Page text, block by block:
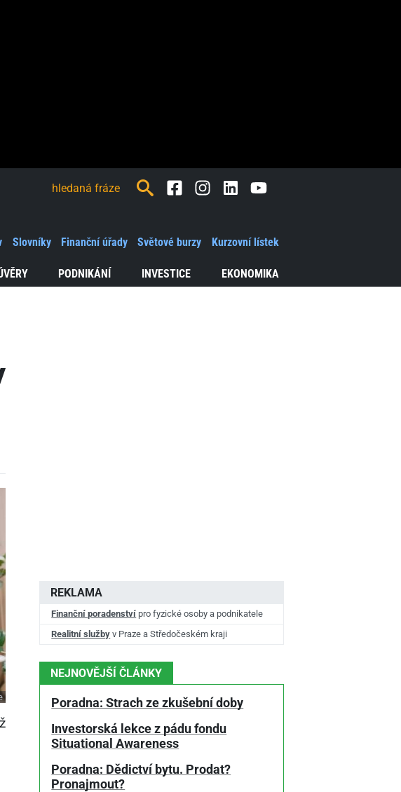
PODNIKÁNÍ INVESTICE EKONOMIKA
Slovníky Finanční úřady Světové burzy Kurzovní lístek
FacebookInstagramLinkedInYoutube
REKLAMA
Finanční poradenství pro fyzické osoby a podnikatele
Realitní služby v Praze a Středočeském kraji
NEJNOVĚJŠÍ ČLÁNKY
Poradna: Strach ze zkušební doby
Investorská lekce z pádu fondu
Situational Awareness
Poradna: Dědictví bytu. Prodat?
Pronajmout?